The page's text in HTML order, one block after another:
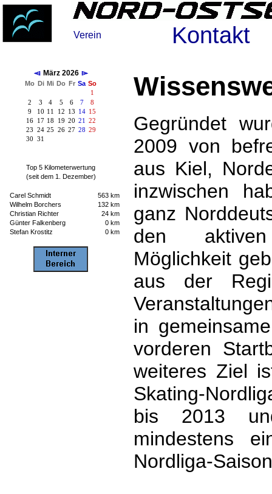
Verein Kontakt
März 2026
Mo Di Mi Do Fr Sa So
1
2
3 4 5 6 7
8
9
10 11 12 13 14 15
16
17 18 19 20 21
22
23
24 25 26 27 28 29
30
31
Top 5 Kilometerwertung
(seit dem 1. Dezember)
Carel Schmidt
563 km
Wilhelm Borchers
132 km
Christian Richter
24 km
Günter Falkenberg
0 km
Stefan Krostitz
0 km
Gegründet
2009 von
aus Kiel,
inzwischen
ganz
den
Möglichkeit
aus der
in
vorderen
weiteres Ziel
Skating-
bis 2013
mindestens
Nordliga-